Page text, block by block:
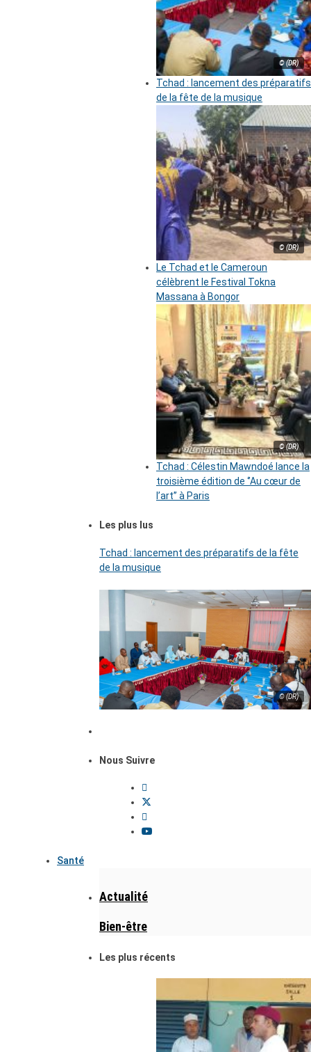
© (DR)
Tchad : lancement des préparatifs
de la fête de la musique
© (DR)
Le Tchad et le Cameroun
célèbrent le Festival Tokna
Massana à Bongor
© (DR)
Tchad : Célestin Mawndoé lance la
troisième édition de ‘’Au cœur de
l’art’’ à Paris
Les plus lus
Tchad : lancement des préparatifs de la fête
de la musique
© (DR)
Nous Suivre
Santé
Actualité
Bien-être
Les plus récents